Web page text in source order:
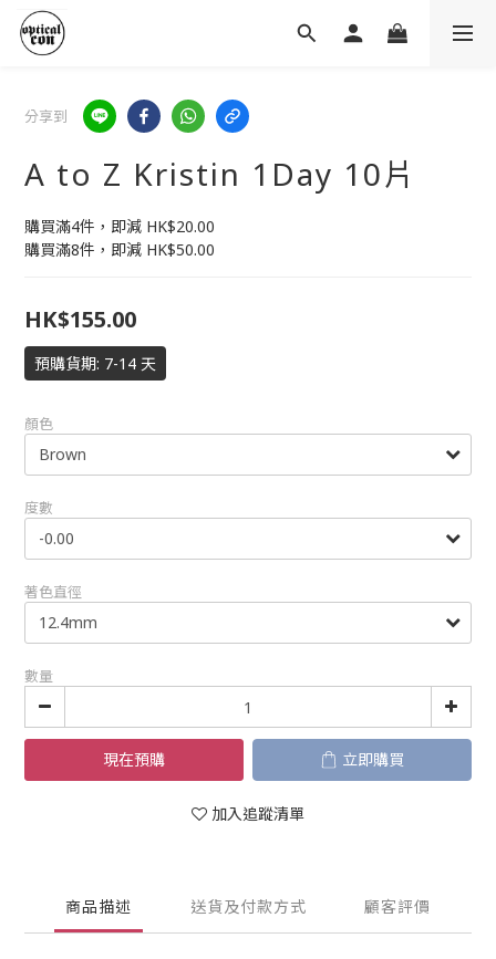
分享到
A to Z Kristin 1Day 10片
購買滿4件，即減 HK$20.00
購買滿8件，即減 HK$50.00
HK$155.00
預購貨期: 7-14 天
顏色
度數
著色直徑
數量
現在預購 立即購買
加入追蹤清單
商品描述 送貨及付款方式 顧客評價